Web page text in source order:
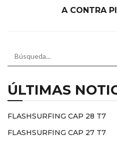
A CONTRA
ÚLTIMAS
FLASHSURFING CAP 28 T7
FLASHSURFING CAP 27 T7